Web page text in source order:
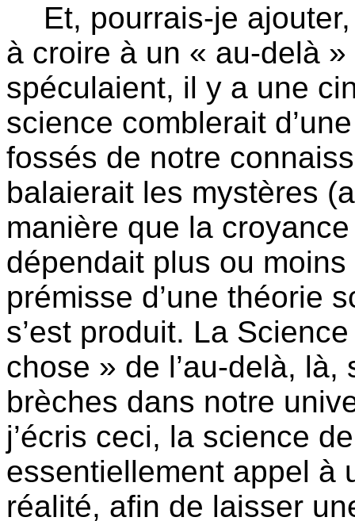
Et, pourrais-je
à croire à un « au-delà
spéculaient, il y a une
science comblerait
fossés de notre
balaierait les mystères
manière que la
dépendait plus ou
prémisse d’une théorie
s’est produit. La
chose » de l’au-delà,
brèches dans notre
j’écris ceci, la science
essentiellement appel à
réalité, afin de laisser